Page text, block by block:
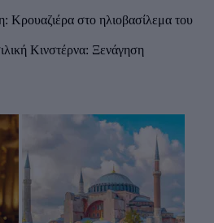
Κρουαζιέρα στο ηλιοβασίλεμα του
Κινστέρνα: Ξενάγηση